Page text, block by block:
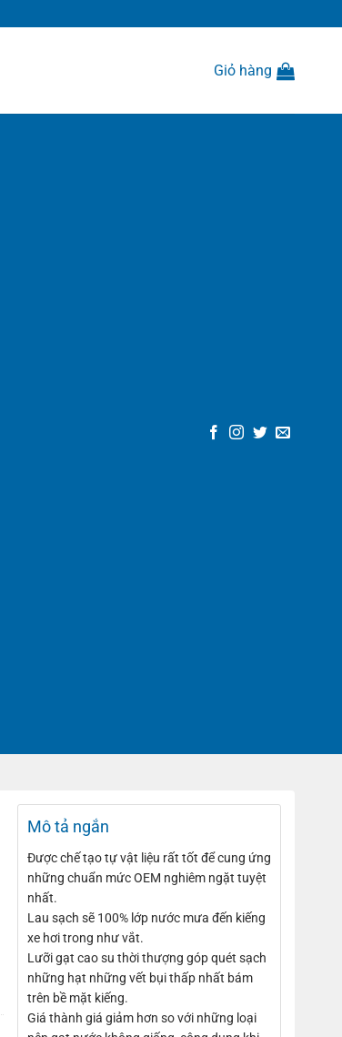
Giỏ hàng
Mô tả ngắn
Được chế tạo tự ​​vật liệu rất tốt để cung ứng
những chuẩn mức OEM nghiêm ngặt tuyệt
nhất.
Lau sạch sẽ 100% lớp nước mưa đến kiếng
xe hơi trong như vắt.
Lưỡi gạt cao su thời thượng góp quét sạch
những hạt những vết bụi thấp nhất bám
trên bề mặt kiếng.
Giá thành giá giảm hơn so với những loại